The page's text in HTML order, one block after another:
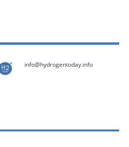
info@hydrogentoday.info